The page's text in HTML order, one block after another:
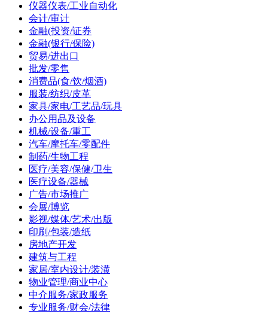
仪器仪表/工业自动化
会计/审计
金融(投资/证券
金融(银行/保险)
贸易/进出口
批发/零售
消费品(食/饮/烟酒)
服装/纺织/皮革
家具/家电/工艺品/玩具
办公用品及设备
机械/设备/重工
汽车/摩托车/零配件
制药/生物工程
医疗/美容/保健/卫生
医疗设备/器械
广告/市场推广
会展/博览
影视/媒体/艺术/出版
印刷/包装/造纸
房地产开发
建筑与工程
家居/室内设计/装潢
物业管理/商业中心
中介服务/家政服务
专业服务/财会/法律